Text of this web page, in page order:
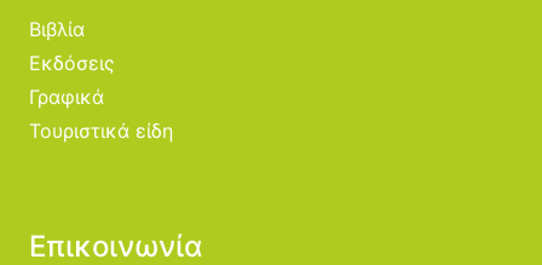
Βιβλία
Εκδόσεις
Γραφικά
Τουριστικά είδη
Επικοινωνία